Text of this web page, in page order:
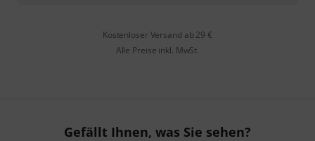
Kostenloser Versand ab 29 €
Alle Preise inkl. MwSt.
Gefällt Ihnen, was Sie sehen?